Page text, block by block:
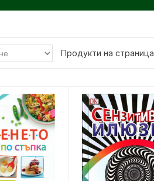
Продукти на страница